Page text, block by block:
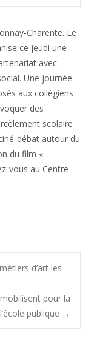
Charente. Le
ce jeudi une
avec
Une journée
aux collégiens
des
scolaire
débat autour du
du film «
vous au Centre
d’art les
pour la
publique →